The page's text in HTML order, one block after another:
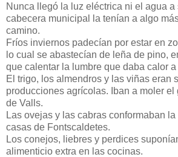
Nunca llegó la luz eléctrica ni el agua a
cabecera municipal la tenían a algo
camino.
Fríos inviernos padecían por estar en
lo cual se abastecían de leña de pino,
que calentar la lumbre que daba calor
El trigo, los almendros y las viñas eran
producciones agrícolas. Iban a moler el
de Valls.
Las ovejas y las cabras conformaban
casas de Fontscaldetes.
Los conejos, liebres y perdices
alimenticio extra en las cocinas.